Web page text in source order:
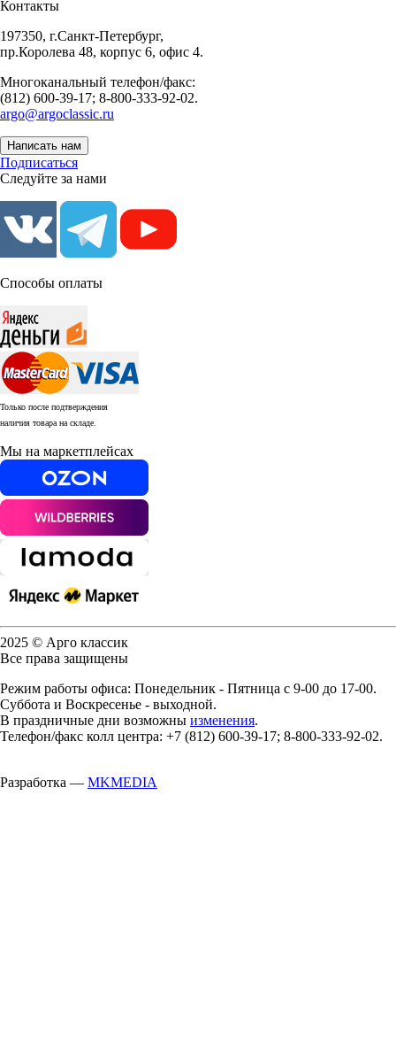
Контакты
197350, г.Санкт-Петербург,
пр.Королева 48, корпус 6, офис 4.
Многоканальный телефон/факс:
(812) 600-39-17; 8-800-333-92-02.
argo@argoclassic.ru
Написать нам
Подписаться
Следуйте за нами
Способы оплаты
Только после подтверждения
наличия товара на складе.
Мы на маркетплейсах
2025 © Арго классик
Все права защищены
Режим работы офиса: Понедельник - Пятница с 9-00 до 17-00.
Суббота и Воскресенье - выходной.
В праздничные дни возможны изменения.
Телефон/факс колл центра: +7 (812) 600-39-17; 8-800-333-92-02.
Разработка — MKMEDIA